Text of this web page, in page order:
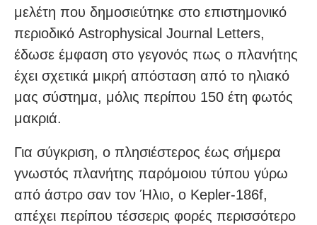
μελέτη που δημοσιεύτηκε στο επιστημονικό
περιοδικό Astrophysical Journal Letters,
έδωσε έμφαση στο γεγονός πως ο πλανήτης
έχει σχετικά μικρή απόσταση από το ηλιακό
μας σύστημα, μόλις περίπου 150 έτη φωτός
μακριά.
Για σύγκριση, ο πλησιέστερος έως σήμερα
γνωστός πλανήτης παρόμοιου τύπου γύρω
από άστρο σαν τον Ήλιο, ο Kepler-186f,
απέχει περίπου τέσσερις φορές περισσότερο